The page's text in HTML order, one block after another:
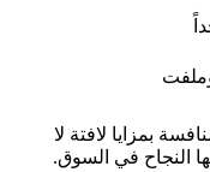
بمزايا لافتة لا
النجاح في السوق.